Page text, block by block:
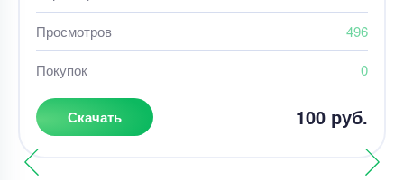
Просмотров 496
Покупок 0
Скачать 100 руб.